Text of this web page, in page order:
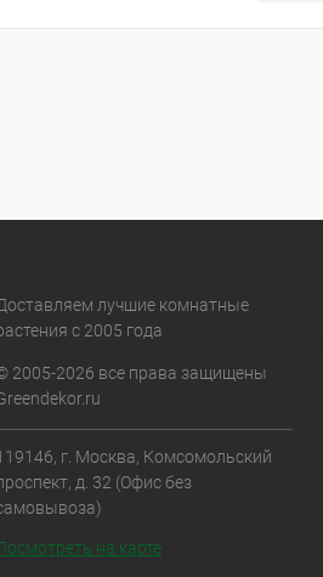
лучшие комнатные
с 2005 года
2005-2026 все права защищены
г. Москва, Комсомольский
д. 32 (Офис без
на карте